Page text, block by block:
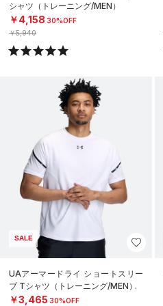
シャツ（トレーニング/MEN）
￥4,158 30%OFF
￥5,940
SALE
UAアーマードライ ショートスリー
ブ Tシャツ（トレーニング/MEN）
￥3,465 30%OFF